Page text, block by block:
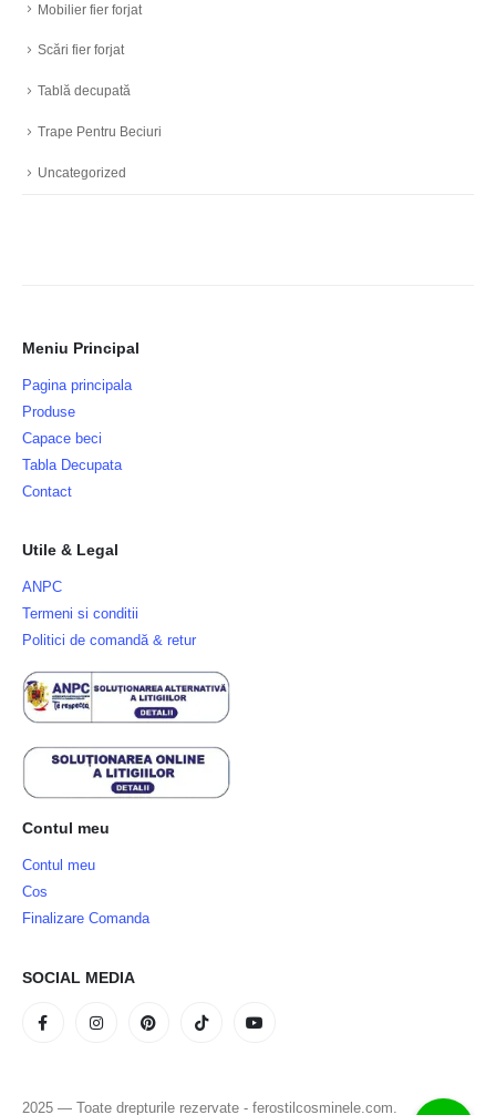
Mobilier fier forjat
Scări fier forjat
Tablă decupată
Trape Pentru Beciuri
Uncategorized
Meniu Principal
Pagina principala
Produse
Capace beci
Tabla Decupata
Contact
Utile & Legal
ANPC
Termeni si conditii
Politici de comandă & retur
Contul meu
Contul meu
Cos
Finalizare Comanda
SOCIAL MEDIA
2025 — Toate drepturile rezervate - ferostilcosminele.com.